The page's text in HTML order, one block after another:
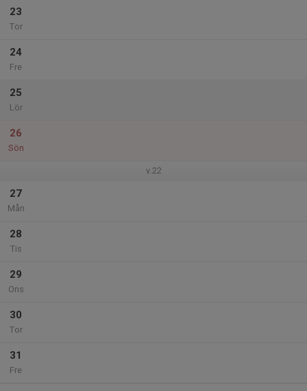
23
Tor
24
Fre
25
Lör
26
Sön
v.22
27
Mån
28
Tis
29
Ons
30
Tor
31
Fre